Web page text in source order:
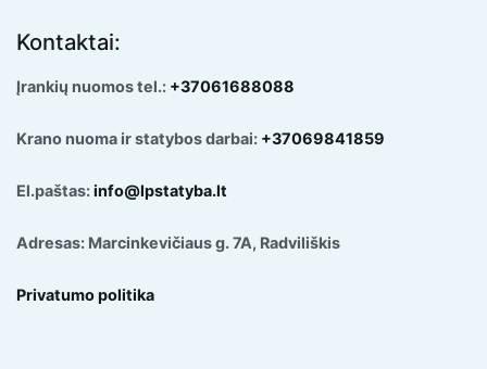
Kontaktai:
Įrankių nuomos tel.: +37061688088
Krano nuoma ir statybos darbai: +37069841859
El.paštas:info@lpstatyba.lt
Adresas: Marcinkevičiaus g. 7A, Radviliškis
Privatumo politika